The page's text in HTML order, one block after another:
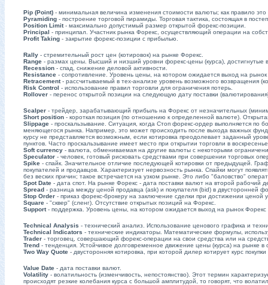
Pip (Point) - минимальная величина изменения стоимости валюты; как правило
Pyramiding - построение торговой пирамиды. Торговая тактика, состоящая в
Position Limit- максимально допустимый размер открытой форекс-позиции.
Principal - принципал. Участник рынка Форекс, осуществляющий операции на
Profit Taking - закрытие форекс-позиции с прибылью.
Rally - стремительный рост цен (котировок) на рынке Форекс.
Range - размах цены. Высший и низший уровни форекс-цены (курса), достигнутые
Recession - спад, снижение деловой активности.
Resistance - сопротивление. Уровень цены, на котором ожидается выход на
Retracement- рассчитываемый в тех-анализе уровень возможного возвращения
Risk Control - использование правил торговли для ограничения потерь.
Rollover - перенос открытой позиции на следующую дату поставки
Scalper - трейдер, зарабатывающий прибыль на Форекс от незначительных
Short position - короткая позиция (по отношению к определенной валюте).
Slippage - проскальзывание. Ситуация, когда Стоп форекс-ордер выполняется по
меняющегося рынка. Например, это может происходить после выхода важных
курсу не представляется возможным, если котировка преодолевает заданный
пунктов. Часто проскальзывание имеет место при открытии торговли в
Soft currency - валюта, обмениваемая на другие валюты с некоторыми
Speculator - человек, готовый рисковать средствами при совершении торговых
Spike - спайк. Значительное отличие последующей котировки от предыдущей.
покупателей и продавцов. Характеризует нервозность рынка. Спайки могут
без веских причин; такое встречается на узком рынке. Это либо "баловство"
Spot Date - дата спот. На рынке Форекс - дата поставки валют на второй рабочий
Spread - разница между ценой продавца (ask) и покупателя (bid) в двусторонней
Stop Order - приказ форекс-брокеру на заключение сделки при достижении ценой
Square - "сквер" (сленг). Отсутствие открытых позиций на Форекс.
Support- поддержка. Уровень цены, на котором ожидается выход на рынок Форекс
Technical Analysis - технический анализ. Использование ценового графика и
Technical Indicators - технические индикаторы. Математические формулы,
Trader - торговец, совершающий форекс-операции на свои средства или на
Trend - тенденция. Устойчивое долговременное движение цены (курса) на рынке
Two Way Quote - двусторонняя котировка, при которой дилер котирует курс
Value Date - дата поставки валют.
Volatility - волатильность (изменчивость, непостоянство). Этот термин
происходят резкие колебания курса с большой амплитудой, то говорят, что